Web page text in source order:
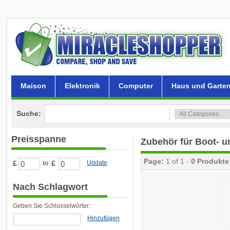
Maison Elektronik Computer Haus und
Suche:
Preisspanne
£ to £ Update
Nach Schlagwort
Geben Sie Schlüsselwörter:
Hinzufügen
Zubehör für Boot-
Page: 1 of 1 - 0 Produkte